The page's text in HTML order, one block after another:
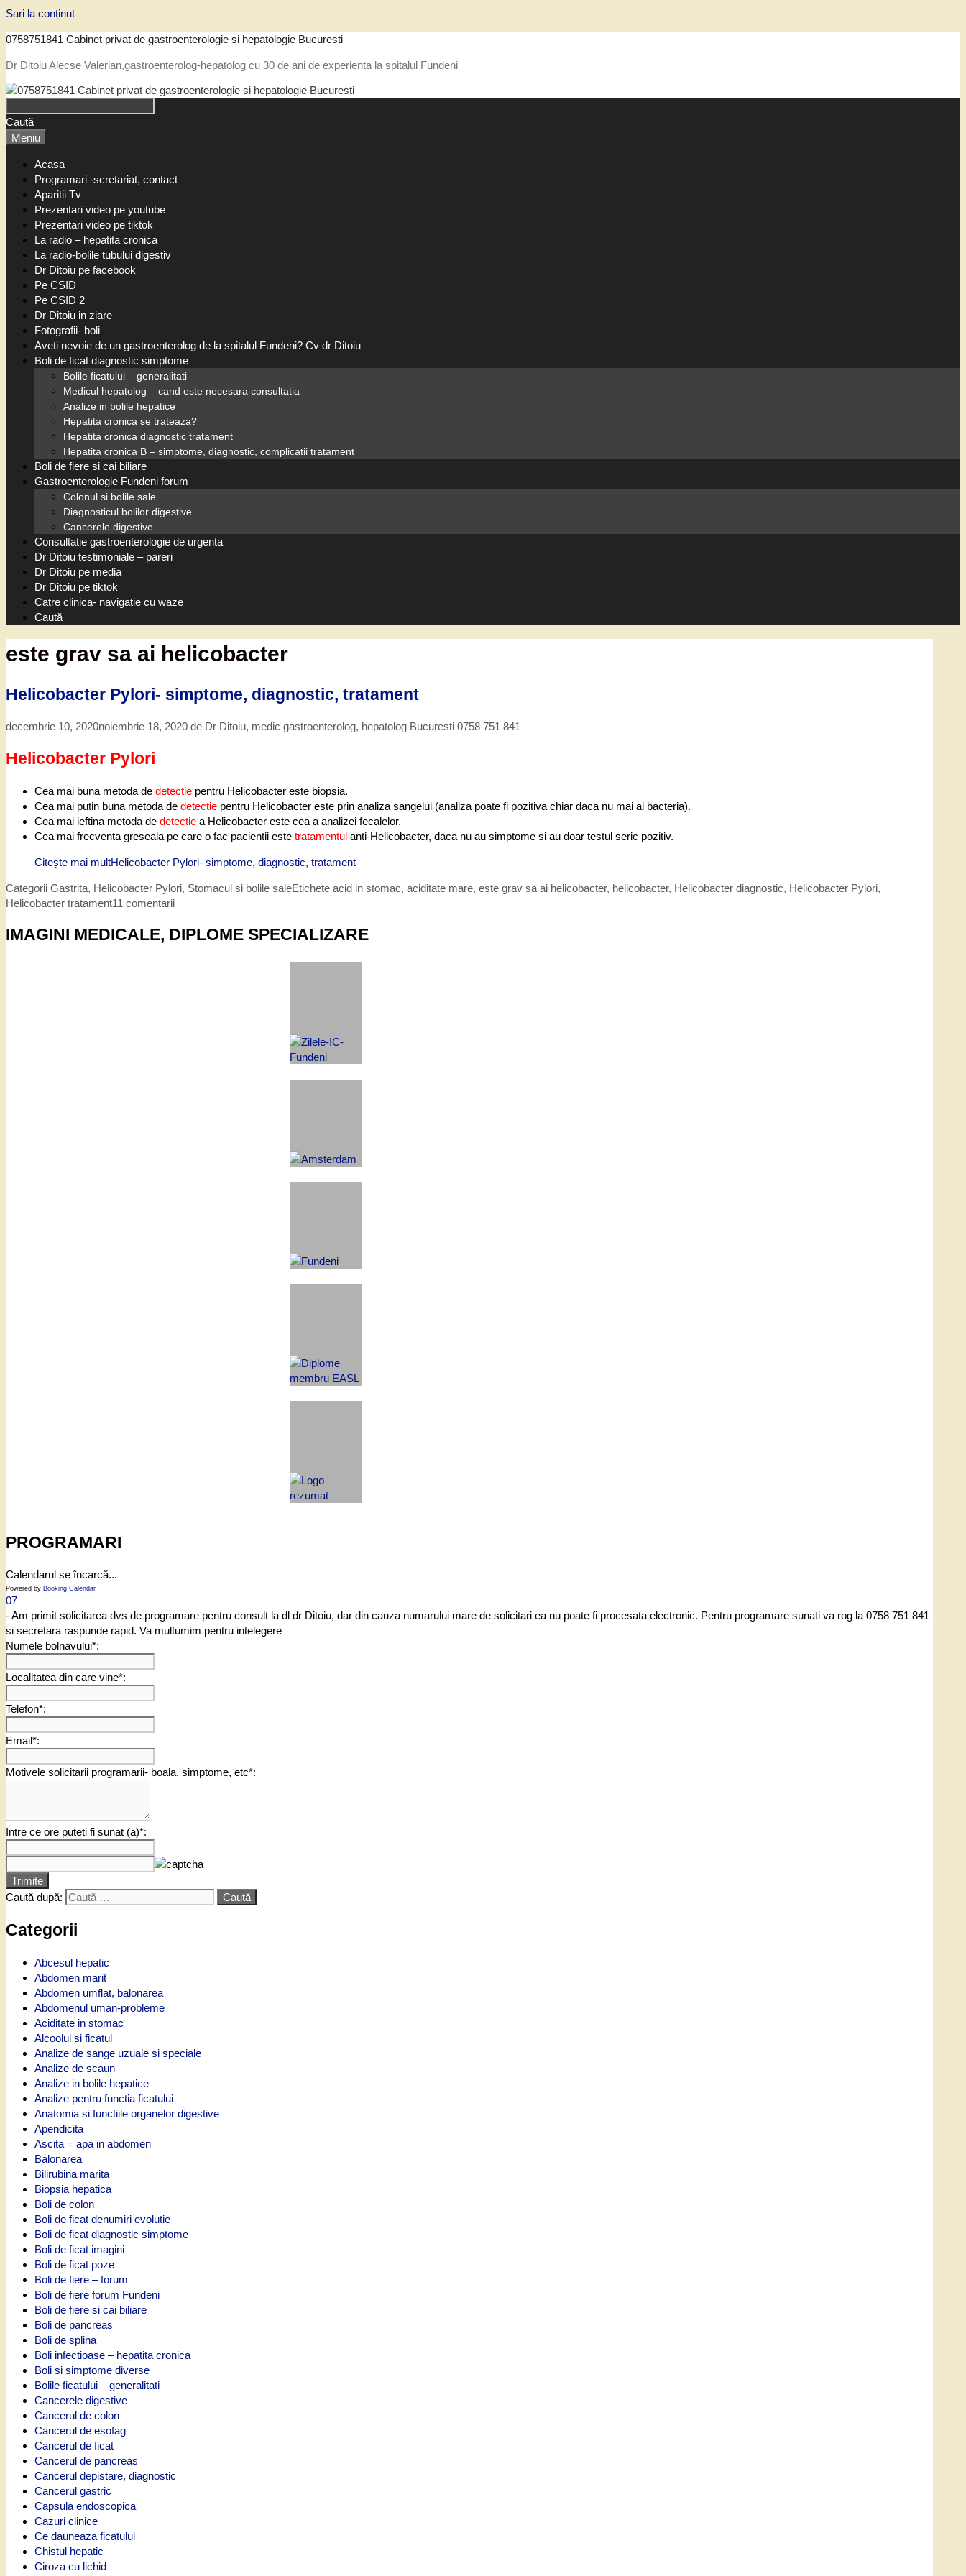
Sari la conținut
0758751841 Cabinet privat de gastroenterologie si hepatologie Bucuresti
Dr Ditoiu Alecse Valerian,gastroenterolog-hepatolog cu 30 de ani de experienta la spitalul Fundeni
Caută
Meniu
Acasa
Programari -scretariat, contact
Aparitii Tv
Prezentari video pe youtube
Prezentari video pe tiktok
La radio – hepatita cronica
La radio-bolile tubului digestiv
Dr Ditoiu pe facebook
Pe CSID
Pe CSID 2
Dr Ditoiu in ziare
Fotografii- boli
Aveti nevoie de un gastroenterolog de la spitalul Fundeni? Cv dr Ditoiu
Boli de ficat diagnostic simptome
Bolile ficatului – generalitati
Medicul hepatolog – cand este necesara consultatia
Analize in bolile hepatice
Hepatita cronica se trateaza?
Hepatita cronica diagnostic tratament
Hepatita cronica B – simptome, diagnostic, complicatii tratament
Boli de fiere si cai biliare
Gastroenterologie Fundeni forum
Colonul si bolile sale
Diagnosticul bolilor digestive
Cancerele digestive
Consultatie gastroenterologie de urgenta
Dr Ditoiu testimoniale – pareri
Dr Ditoiu pe media
Dr Ditoiu pe tiktok
Catre clinica- navigatie cu waze
Caută
este grav sa ai helicobacter
Helicobacter Pylori- simptome, diagnostic, tratament
decembrie 10, 2020noiembrie 18, 2020 de Dr Ditoiu, medic gastroenterolog, hepatolog Bucuresti 0758 751 841
Helicobacter Pylori
Cea mai buna metoda de detectie pentru Helicobacter este biopsia.
Cea mai putin buna metoda de detectie pentru Helicobacter este prin analiza sangelui (analiza poate fi pozitiva chiar daca nu mai ai bacteria).
Cea mai ieftina metoda de detectie a Helicobacter este cea a analizei fecalelor.
Cea mai frecventa greseala pe care o fac pacientii este tratamentul anti-Helicobacter, daca nu au simptome si au doar testul seric pozitiv.
Citește mai multHelicobacter Pylori- simptome, diagnostic, tratament
Categorii Gastrita, Helicobacter Pylori, Stomacul si bolile saleEtichete acid in stomac, aciditate mare, este grav sa ai helicobacter, helicobacter, Helicobacter diagnostic, Helicobacter Pylori,
Helicobacter tratament11 comentarii
IMAGINI MEDICALE, DIPLOME SPECIALIZARE
PROGRAMARI
Calendarul se încarcă...
Powered by Booking Calendar
07
- Am primit solicitarea dvs de programare pentru consult la dl dr Ditoiu, dar din cauza numarului mare de solicitari ea nu poate fi procesata electronic. Pentru programare sunati va rog la 0758 751 841
si secretara raspunde rapid. Va multumim pentru intelegere
Numele bolnavului*:
Localitatea din care vine*:
Telefon*:
Email*:
Motivele solicitarii programarii- boala, simptome, etc*:
Intre ce ore puteti fi sunat (a)*:
Trimite
Caută după:
Categorii
Abcesul hepatic
Abdomen marit
Abdomen umflat, balonarea
Abdomenul uman-probleme
Aciditate in stomac
Alcoolul si ficatul
Analize de sange uzuale si speciale
Analize de scaun
Analize in bolile hepatice
Analize pentru functia ficatului
Anatomia si functiile organelor digestive
Apendicita
Ascita = apa in abdomen
Balonarea
Bilirubina marita
Biopsia hepatica
Boli de colon
Boli de ficat denumiri evolutie
Boli de ficat diagnostic simptome
Boli de ficat imagini
Boli de ficat poze
Boli de fiere – forum
Boli de fiere forum Fundeni
Boli de fiere si cai biliare
Boli de pancreas
Boli de splina
Boli infectioase – hepatita cronica
Boli si simptome diverse
Bolile ficatului – generalitati
Cancerele digestive
Cancerul de colon
Cancerul de esofag
Cancerul de ficat
Cancerul de pancreas
Cancerul depistare, diagnostic
Cancerul gastric
Capsula endoscopica
Cazuri clinice
Ce dauneaza ficatului
Chistul hepatic
Ciroza cu lichid